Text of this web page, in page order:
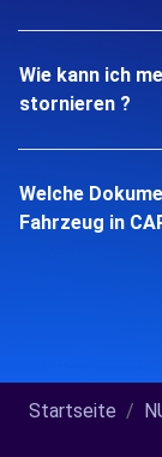
Wie kann ich
stornieren ?
Welche
Fahrzeug in
Startseite